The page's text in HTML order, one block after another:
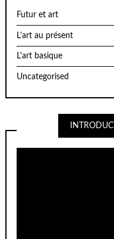
Futur et art
L'art au présent
L'art basique
Uncategorised